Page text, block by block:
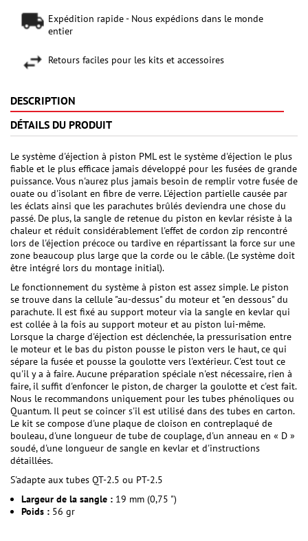
Expédition rapide - Nous expédions dans le monde
entier
Retours faciles pour les kits et accessoires
DESCRIPTION
DÉTAILS DU PRODUIT
Le système d'éjection à piston PML est le système d'éjection le plus
fiable et le plus efficace jamais développé pour les fusées de grande
puissance. Vous n'aurez plus jamais besoin de remplir votre fusée de
ouate ou d'isolant en fibre de verre. L'éjection partielle causée par
les éclats ainsi que les parachutes brûlés deviendra une chose du
passé. De plus, la sangle de retenue du piston en kevlar résiste à la
chaleur et réduit considérablement l'effet de cordon zip rencontré
lors de l'éjection précoce ou tardive en répartissant la force sur une
zone beaucoup plus large que la corde ou le câble. (Le système doit
être intégré lors du montage initial).
Le fonctionnement du système à piston est assez simple. Le piston
se trouve dans la cellule "au-dessus" du moteur et "en dessous" du
parachute. Il est fixé au support moteur via la sangle en kevlar qui
est collée à la fois au support moteur et au piston lui-même.
Lorsque la charge d'éjection est déclenchée, la pressurisation entre
le moteur et le bas du piston pousse le piston vers le haut, ce qui
sépare la fusée et pousse la goulotte vers l'extérieur. C'est tout ce
qu'il y a à faire. Aucune préparation spéciale n'est nécessaire, rien à
faire, il suffit d'enfoncer le piston, de charger la goulotte et c'est fait.
Nous le recommandons uniquement pour les tubes phénoliques ou
Quantum. Il peut se coincer s'il est utilisé dans des tubes en carton.
Le kit se compose d'une plaque de cloison en contreplaqué de
bouleau, d'une longueur de tube de couplage, d'un anneau en « D »
soudé, d'une longueur de sangle en kevlar et d'instructions
détaillées.
S'adapte aux tubes QT-2.5 ou PT-2.5
Largeur de la sangle : 19 mm (0,75 ")
Poids : 56 gr